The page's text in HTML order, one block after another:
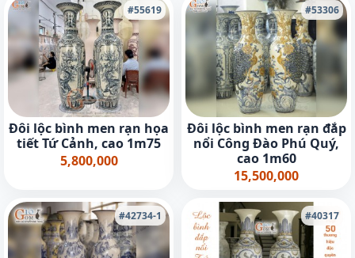
#55619
Đôi lộc bình men rạn họa
tiết Tứ Cảnh, cao 1m75
5,800,000
#53306
Đôi lộc bình men rạn đắp
nổi Công Đào Phú Quý,
cao 1m60
15,500,000
#42734-1 #40317